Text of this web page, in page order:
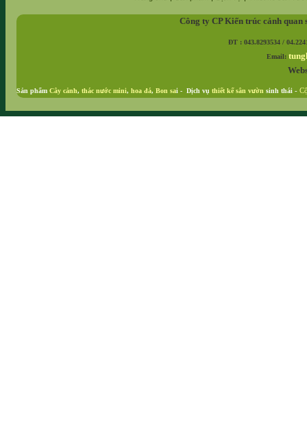
Công ty CP Kiến trúc cảnh
ĐT : 043.8293534 /
Email:
Sản phẩm Cây cảnh, thác nước mini, hoa đá, Bon sai - Dịch vụ thiết kế sân vườn sinh thái -